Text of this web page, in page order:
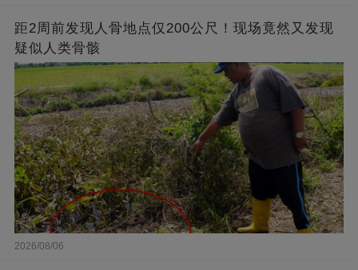
距2周前发现人骨地点仅200公尺！现场竟然又发现
疑似人类骨骸
2026/08/06